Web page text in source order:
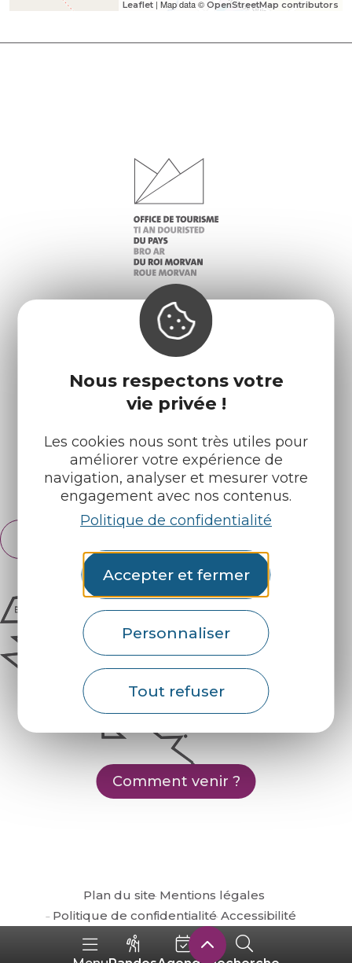
Nous respectons votre
vie privée !
Les cookies nous sont très utiles pour
améliorer votre expérience de
navigation, analyser et mesurer votre
engagement avec nos contenus.
Politique de confidentialité
Accepter et fermer
Personnaliser
Tout refuser
Leaflet | Map data © OpenStreetMap contributors
Infos pratiques
Nos brochures
Météo
Retrouvez-nous sur :
Espace pro Partenaires
Comment venir ?
Plan du site Mentions légales
Politique de confidentialité Accessibilité